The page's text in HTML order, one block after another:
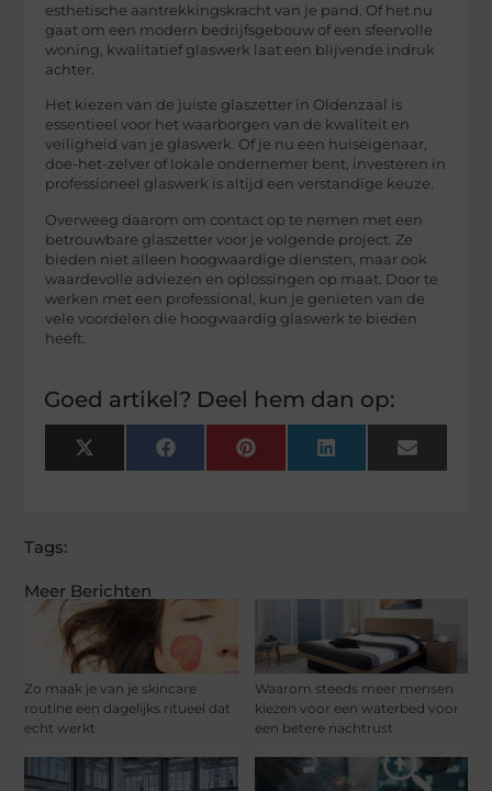
Meer Berichten
Zo maak je van je skincare
routine een dagelijks ritueel dat
echt werkt
Waarom steeds meer mensen
kiezen voor een waterbed voor
een betere nachtrust
esthetische aantrekkingskracht van je pand. Of het nu
gaat om een modern bedrijfsgebouw of een sfeervolle
woning, kwalitatief glaswerk laat een blijvende indruk
achter.
Het kiezen van de juiste glaszetter in Oldenzaal is
essentieel voor het waarborgen van de kwaliteit en
veiligheid van je glaswerk. Of je nu een huiseigenaar,
doe-het-zelver of lokale ondernemer bent, investeren in
professioneel glaswerk is altijd een verstandige keuze.
Overweeg daarom om contact op te nemen met een
betrouwbare glaszetter voor je volgende project. Ze
bieden niet alleen hoogwaardige diensten, maar ook
waardevolle adviezen en oplossingen op maat. Door te
werken met een professional, kun je genieten van de
vele voordelen die hoogwaardig glaswerk te bieden
heeft.
Goed artikel? Deel hem dan op:
X
(Twitter)
FacebookPinterest LinkedIn Email
Tags: